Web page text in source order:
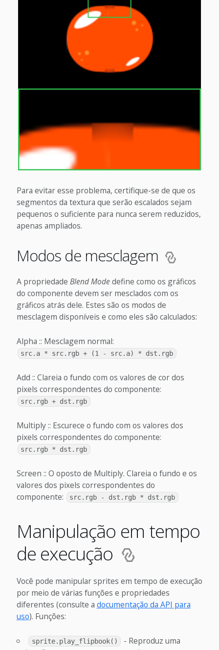
Para evitar esse problema, certifique-se de que os
segmentos da textura que serão escalados sejam
pequenos o suficiente para nunca serem reduzidos,
apenas ampliados.
Modos de mesclagem
A propriedade Blend Modedefine como os gráficos
do componente devem ser mesclados com os
gráficos atrás dele. Estes são os modos de
mesclagem disponíveis e como eles são calculados:
Alpha :: Mesclagem normal:
src.a * src.rgb + (1 - src.a) * dst.rgb
Add :: Clareia o fundo com os valores de cor dos
pixels correspondentes do componente:
src.rgb + dst.rgb
Multiply :: Escurece o fundo com os valores dos
pixels correspondentes do componente:
src.rgb * dst.rgb
Screen :: O oposto de Multiply. Clareia o fundo e os
valores dos pixels correspondentes do
componente:
src.rgb - dst.rgb * dst.rgb
Manipulação em tempo
de execução
Você pode manipular sprites em tempo de execução
por meio de várias funções e propriedades
diferentes (consulte a documentação da API para
uso). Funções:
sprite.play_flipbook()
- Reproduz uma